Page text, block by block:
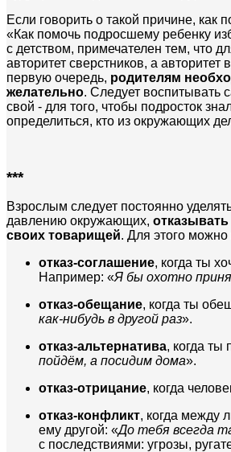
Если говорить о такой причине,
«Как помочь подросшему ребенку
с детством, примечателен тем, что
авторитет сверстников, а
первую очередь, родителям
желательно. Следует воспитывать
свой - для того, чтобы подросток
определиться, кто из окружающих
***
Взрослым следует постоянно
давлению окружающих, отказывать
своих товарищей. Для этого
отказ-соглашение, когда ты
Например: «Я бы охотно
отказ-обещание, когда ты
как-нибудь в другой раз».
отказ-альтернатива, когда ты
пойдём, а посидим дома».
отказ-отрицание, когда
отказ-конфликт, когда между
ему другой: «До тебя всегда
с последствиями: угрозы,